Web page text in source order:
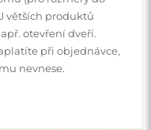
z jeho bezvadného
použití.